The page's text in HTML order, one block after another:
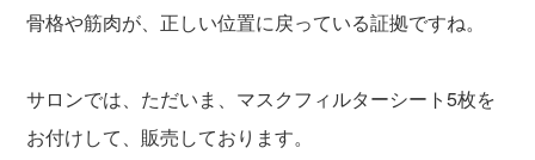
骨格や筋肉が、正しい位置に戻っている証拠ですね。
サロンでは、ただいま、マスクフィルターシート5枚を
お付けして、販売しております。